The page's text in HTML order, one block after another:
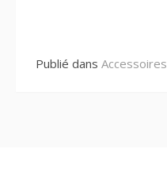
Publié dans Accessoires